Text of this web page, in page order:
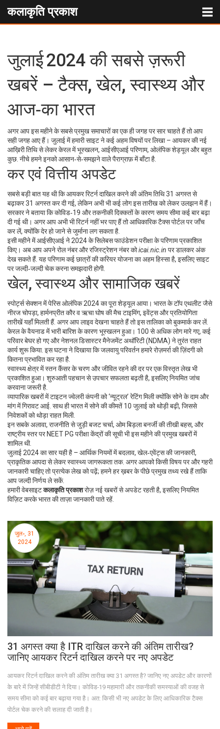
कलाकृति प्रकाश
जुलाई 2024 की सबसे ज़रूरी
खबरें – टैक्स, खेल, स्वास्थ्य और
आज‑का भारत
अगर आप इस महीने के सबसे प्रमुख समाचारों का एक ही जगह पर सार चाहते हैं तो आप
सही जगह आए हैं। जुलाई में हमारी साइट ने कई अहम विषयों पर लिखा – आयकर की नई
आख़िरी तिथि से लेकर केरल में भूस्खलन, आईसीएआई परिणाम, ओलंपिक शेड्यूल और बहुत
कुछ. नीचे हमने इनको आसान‑से‑समझने वाले पैराग्राफ़ में बाँटा है.
कर एवं वित्तीय अपडेट
सबसे बड़ी बात यह थी कि आयकर रिटर्न दाखिल करने की अंतिम तिथि 31 अगस्त से
बढ़ाकर 31 अगस्त कर दी गई, लेकिन अभी भी कई लोग इस तारीख को लेकर उलझन में हैं।
सरकार ने बताया कि कोविड‑19 और तकनीकी दिक्कतों के कारण समय सीमा कई बार बढ़ा
दी गई थी। अगर आप अभी भी रिटर्न नहीं भर पाए हैं तो आधिकारिक टैक्स पोर्टल पर जाँच
कर लें, क्योंकि देर हो जाने से जुर्माना लग सकता है.
इसी महीने में आईसीएआई ने 2024 के सिलेबस फाउंडेशन परीक्षा के परिणाम प्रकाशित
किए। अब आप अपने रोल नंबर और रजिस्ट्रेशन नंबर कोicai.nic.in पर डालकर अंक
देख सकते हैं. यह परिणाम कई छात्रों की करियर योजना का अहम हिस्सा है, इसलिए साइट
पर जल्दी‑जल्दी चेक करना समझदारी होगी.
खेल, स्वास्थ्य और सामाजिक खबरें
स्पोर्ट्स सेक्शन में पेरिस ओलंपिक 2024 का पूरा शेड्यूल आया। भारत के टॉप एथलीट जैसे
नीरज चोपड़ा, हार्मनप्रीत कौर व ऋचा घोष की मैच टाइमिंग, इवेंट्स और प्रतियोगिता
तारीखें यहाँ मिलती हैं. अगर आप लाइव देखना चाहते हैं तो इस तालिका को बुकमार्क कर लें.
केरल के वैयनाड में भारी बारिश के कारण भूस्खलन हुआ। 100 से अधिक लोग मारे गए, कई
परिवार बेघर हो गए और नेशनल डिसास्टर मैनेजमेंट अथॉरिटी (NDMA) ने तुरंत राहत
कार्य शुरू किया. इस घटना ने दिखाया कि जलवायु परिवर्तन हमारे रोज़मर्रा की ज़िंदगी को
कितना प्रभावित कर रहा है.
स्वास्थ्य क्षेत्र में स्तन कैंसर के चरण और जीवित रहने की दर पर एक विस्तृत लेख भी
प्रकाशित हुआ। शुरुआती पहचान से उपचार सफलता बढ़ती है, इसलिए नियमित जांच
करवाना जरूरी है.
व्यापारिक खबरों में टाइटन ज्वेलरी कंपनी को ‘न्यूट्रल’ रेटिंग मिली क्योंकि सोने के दाम और
मांग में गिरावट आई. साथ ही भारत में सोने की कीमतें 10 जुलाई को थोड़ी बढ़ी, जिससे
निवेशकों को थोड़ा राहत मिली.
इन सबके अलावा, राजनीति से जुड़ी बजट चर्चा, ओम बिड़ला बनर्जी की तीखी बहस, और
राष्ट्रीय स्तर पर NEET PG परीक्षा केंद्रों की सूची भी इस महीने की प्रमुख खबरों में
शामिल थी.
जुलाई 2024 का सार यही है – आर्थिक नियमों में बदलाव, खेल‑एवेंट्स की जानकारी,
प्राकृतिक आपदा से लेकर स्वास्थ्य जागरूकता तक. अगर आपको किसी विषय पर और गहरी
जानकारी चाहिए तो प्रत्येक लेख को पढ़ें; हमने हर ख़बर के पीछे प्रमुख तथ्य रखे हैं ताकि
आप जल्दी निर्णय ले सकें.
हमारी वेबसाइटकलाकृति प्रकाशरोज़ नई खबरों से अपडेट रहती है, इसलिए नियमित
विज़िट करके भारत की ताज़ा जानकारी पाते रहें.
जुल॰, 31
2024
31 अगस्त क्या है ITR दाखिल करने की अंतिम तारीख?
जानिए आयकर रिटर्न दाखिल करने पर नए अपडेट
आयकर रिटर्न दाखिल करने की अंतिम तारीख क्या 31 अगस्त है? जानिए नए अपडेट और कारणों
के बारे में जिन्हें सीबीडीटी ने दिया। कोविड-19 महामारी और तकनीकी समस्याओं की वजह से
समय सीमा को कई बार बढ़ाया गया है। अत: किसी भी नए अपडेट के लिए आधिकारिक टैक्स
पोर्टल चेक करने की सलाह दी जाती है।